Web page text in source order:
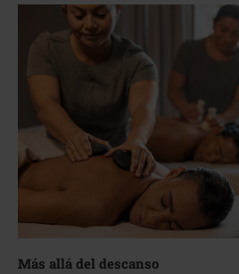
Más allá del descanso